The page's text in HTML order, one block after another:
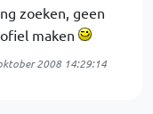
zoeken, geen
maken
2008 14:29:14